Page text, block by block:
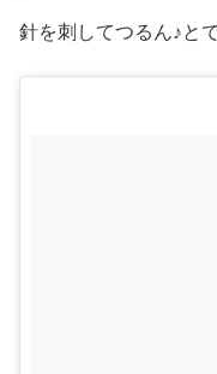
針を刺してつるん♪と